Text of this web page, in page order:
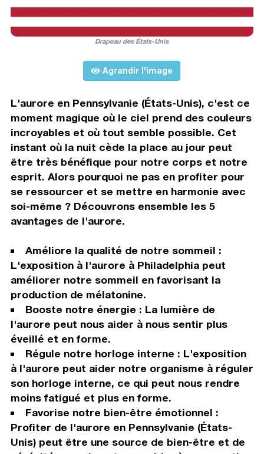
Drapeau des États-Unis
Agrandir l'image
L'aurore en Pennsylvanie (États-Unis), c'est ce
moment magique où le ciel prend des couleurs
incroyables et où tout semble possible. Cet
instant où la nuit cède la place au jour peut
être très bénéfique pour notre corps et notre
esprit. Alors pourquoi ne pas en profiter pour
se ressourcer et se mettre en harmonie avec
soi-même ? Découvrons ensemble les 5
avantages de l'aurore.
Améliore la qualité de notre sommeil :
L'exposition à l'aurore à Philadelphia peut
améliorer notre sommeil en favorisant la
production de mélatonine.
Booste notre énergie : La lumière de
l'aurore peut nous aider à nous sentir plus
éveillé et en forme.
Régule notre horloge interne : L'exposition
à l'aurore peut aider notre organisme à réguler
son horloge interne, ce qui peut nous rendre
moins fatigué et plus en forme.
Favorise notre bien-être émotionnel :
Profiter de l'aurore en Pennsylvanie (États-
Unis) peut être une source de bien-être et de